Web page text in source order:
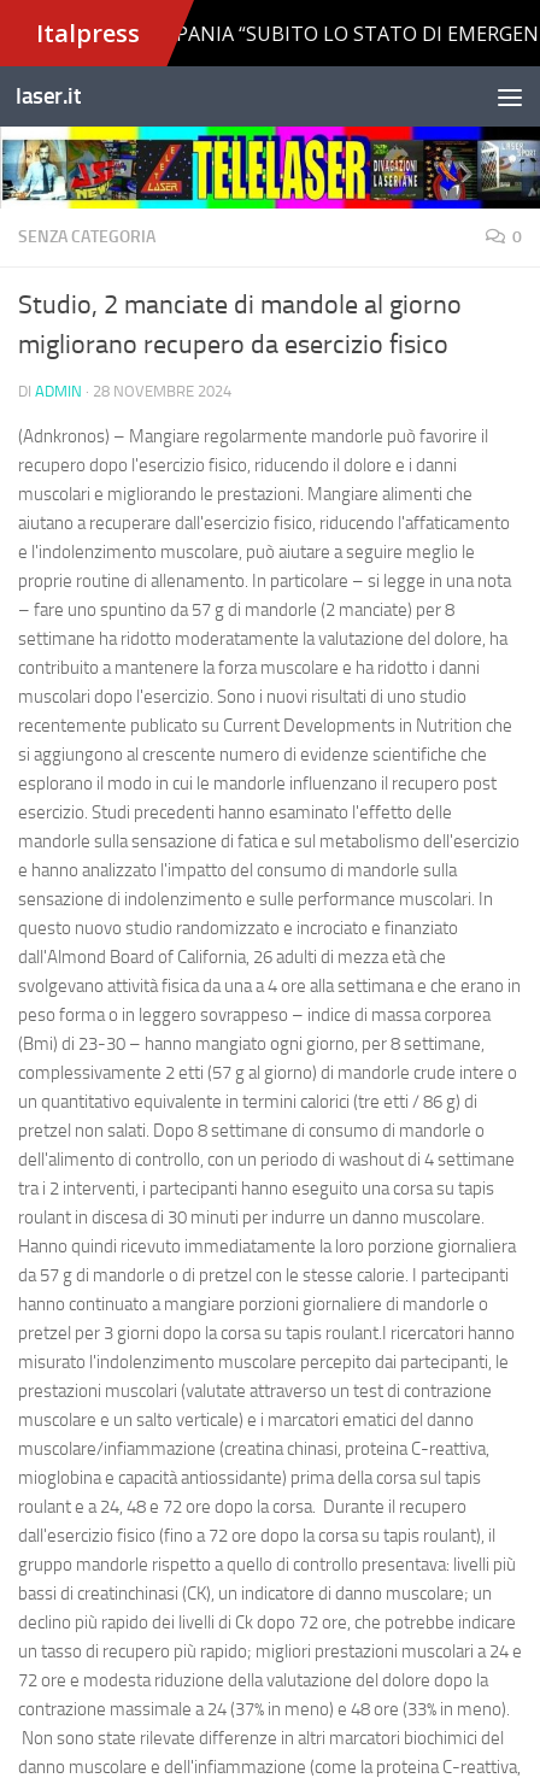
Salta al contenuto
laser.it
SENZA CATEGORIA 0
Studio, 2 manciate di mandole al giorno
migliorano recupero da esercizio fisico
DI ADMIN · 28 NOVEMBRE 2024
(Adnkronos) – Mangiare regolarmente mandorle può favorire il
recupero dopo l'esercizio fisico, riducendo il dolore e i danni
muscolari e migliorando le prestazioni. Mangiare alimenti che
aiutano a recuperare dall'esercizio fisico, riducendo l'affaticamento
e l'indolenzimento muscolare, può aiutare a seguire meglio le
proprie routine di allenamento. In particolare – si legge in una nota
– fare uno spuntino da 57 g di mandorle (2 manciate) per 8
settimane ha ridotto moderatamente la valutazione del dolore, ha
contribuito a mantenere la forza muscolare e ha ridotto i danni
muscolari dopo l'esercizio. Sono i nuovi risultati di uno studio
recentemente publicato su Current Developments in Nutrition che
si aggiungono al crescente numero di evidenze scientifiche che
esplorano il modo in cui le mandorle influenzano il recupero post
esercizio. Studi precedenti hanno esaminato l'effetto delle
mandorle sulla sensazione di fatica e sul metabolismo dell'esercizio
e hanno analizzato l'impatto del consumo di mandorle sulla
sensazione di indolenzimento e sulle performance muscolari. In
questo nuovo studio randomizzato e incrociato e finanziato
dall'Almond Board of California, 26 adulti di mezza età che
svolgevano attività fisica da una a 4 ore alla settimana e che erano in
peso forma o in leggero sovrappeso – indice di massa corporea
(Bmi) di 23-30 – hanno mangiato ogni giorno, per 8 settimane,
complessivamente 2 etti (57 g al giorno) di mandorle crude intere o
un quantitativo equivalente in termini calorici (tre etti / 86 g) di
pretzel non salati. Dopo 8 settimane di consumo di mandorle o
dell'alimento di controllo, con un periodo di washout di 4 settimane
tra i 2 interventi, i partecipanti hanno eseguito una corsa su tapis
roulant in discesa di 30 minuti per indurre un danno muscolare.
Hanno quindi ricevuto immediatamente la loro porzione giornaliera
da 57 g di mandorle o di pretzel con le stesse calorie. I partecipanti
hanno continuato a mangiare porzioni giornaliere di mandorle o
pretzel per 3 giorni dopo la corsa su tapis roulant.I ricercatori hanno
misurato l'indolenzimento muscolare percepito dai partecipanti, le
prestazioni muscolari (valutate attraverso un test di contrazione
muscolare e un salto verticale) e i marcatori ematici del danno
muscolare/infiammazione (creatina chinasi, proteina C-reattiva,
mioglobina e capacità antiossidante) prima della corsa sul tapis
roulant e a 24, 48 e 72 ore dopo la corsa. Durante il recupero
dall'esercizio fisico (fino a 72 ore dopo la corsa su tapis roulant), il
gruppo mandorle rispetto a quello di controllo presentava: livelli più
bassi di creatinchinasi (CK), un indicatore di danno muscolare; un
declino più rapido dei livelli di Ck dopo 72 ore, che potrebbe indicare
un tasso di recupero più rapido; migliori prestazioni muscolari a 24 e
72 ore e modesta riduzione della valutazione del dolore dopo la
contrazione massimale a 24 (37% in meno) e 48 ore (33% in meno).
Non sono state rilevate differenze in altri marcatori biochimici del
danno muscolare e dell'infiammazione (come la proteina C-reattiva,